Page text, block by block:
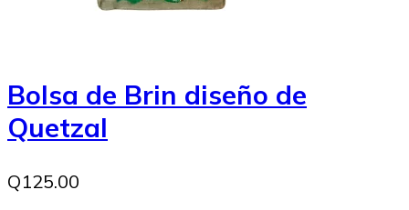
Bolsa de Brin diseño de
Quetzal
Q125.00